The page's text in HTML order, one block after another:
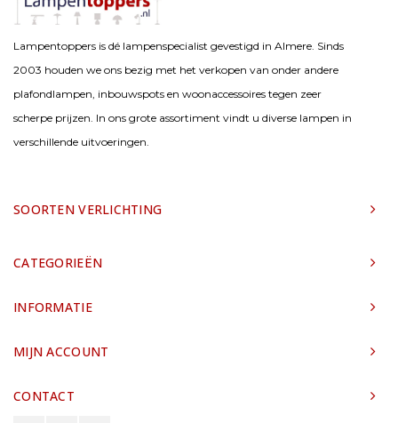
Lampentoppers is dé lampenspecialist gevestigd in Almere. Sinds
2003 houden we ons bezig met het verkopen van onder andere
plafondlampen, inbouwspots en woonaccessoires tegen zeer
scherpe prijzen. In ons grote assortiment vindt u diverse lampen in
verschillende uitvoeringen.
SOORTEN VERLICHTING
CATEGORIEËN
INFORMATIE
MIJN ACCOUNT
CONTACT